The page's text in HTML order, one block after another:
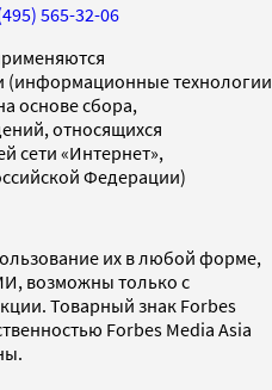
565-32-06
(информационные технологии
основе сбора,
относящихся
сети «Интернет»,
Федерации)
их в любой форме,
возможны только с
Товарный знак Forbes
Forbes Media Asia